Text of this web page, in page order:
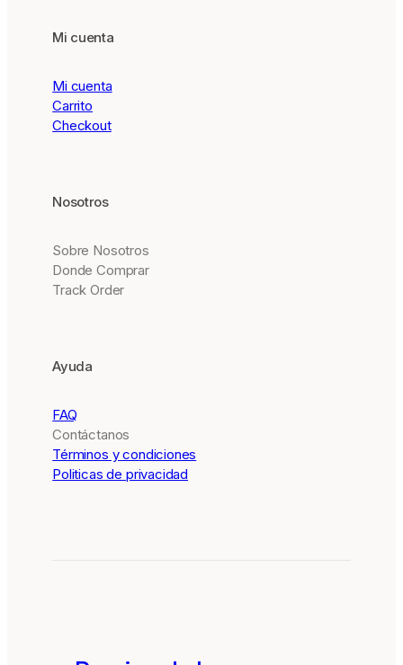
Mi cuenta
Mi cuenta
Carrito
Checkout
Nosotros
Sobre Nosotros
Donde Comprar
Track Order
Ayuda
FAQ
Contáctanos
Términos y condiciones
Politicas de privacidad